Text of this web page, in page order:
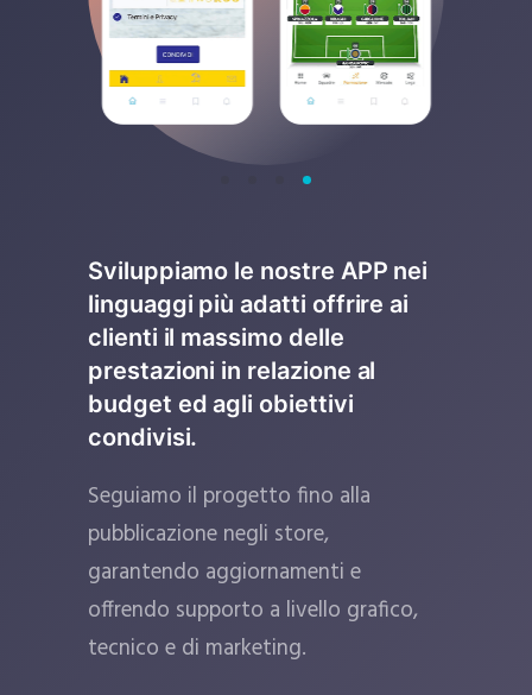
Sviluppiamo le nostre APP nei
linguaggi più adatti offrire ai
clienti il massimo delle
prestazioni in relazione al
budget ed agli obiettivi
condivisi.
Seguiamo il progetto fino alla
pubblicazione negli store,
garantendo aggiornamenti e
offrendo supporto a livello grafico,
tecnico e di marketing.